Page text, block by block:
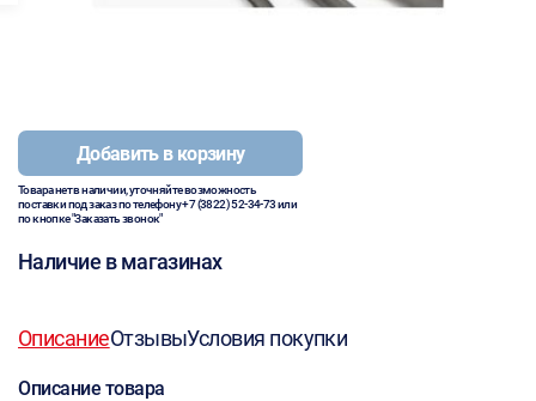
Добавить в корзину
Товара нет в наличии, уточняйте возможность
поставки под заказ по телефону+7 (3822) 52-34-73или
по кнопке "Заказать звонок"
Наличие в магазинах
ОписаниеОтзывыУсловия покупки
Описание товара